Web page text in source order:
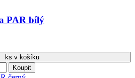
PAR bílý
ks v košíku
Koupit